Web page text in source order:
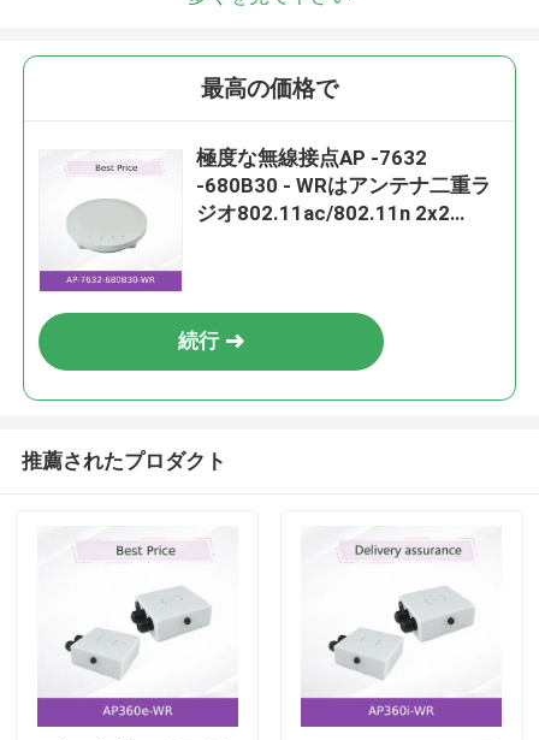
最高の価格で
極度な無線接点AP -7632
-680B30 - WRはアンテナ二重ラ
ジオ802.11ac/802.11n 2x2
続行
推薦されたプロダクト